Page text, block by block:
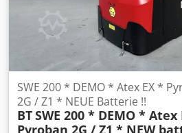
Maximale Grabtiefe (mm): 1745 ✒︎
(mm): 3017 ✒︎ Grabhöhe (mm):
1919 ✒︎ Vertikale Grabtiefe (mm):
Wenderadius (mm): 1292 ✒︎
Schildabsenktiefe: 255 ✒︎
x 2,30 m Dcedpfx Ajyk T Dpeb Tjk ✒︎
Verstellfahrwerk: NEIN ✒︎ 200/400/
PREIS: 7.781 € netto 9.259 € brutto
SWE 200 * DEMO * Atex EX *
2G / Z1 * NEUE Batterie !!
BTSWE 200 * DEMO * Atex
Pyroban 2G / Z1 * NEW